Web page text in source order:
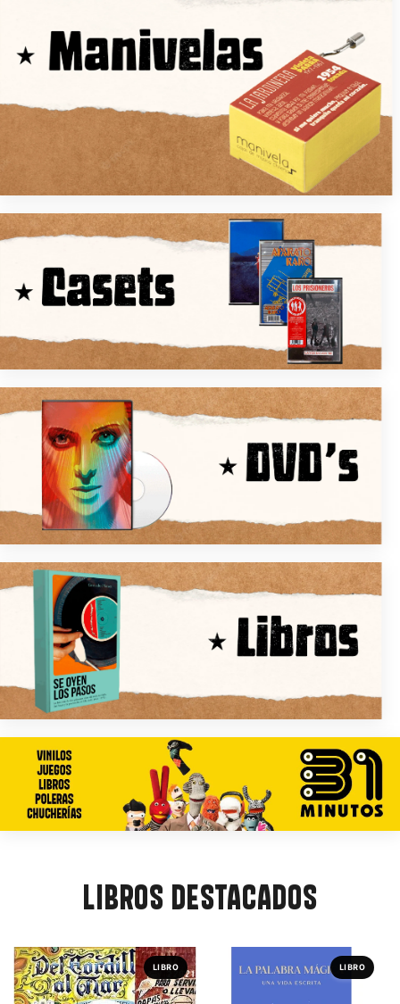
LIBROS DESTACADOS
LIBRO LIBRO